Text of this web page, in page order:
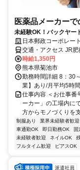
医薬品メーカー
未経験OK！バックヤー
日本郵政コーポレー
交通・アクセス JR
時給1,350円
熊本県菊池市
勤務時間詳細 8：30
業】あり/月平均5時
仕事内容 ＜お仕事番
ーカー」の工場内に
方からモノづくりを
制服あり 業界未経験者歓迎
車通勤OK
即日勤務OK 固
未経験者歓迎
ネイルOK
フルタイム歓迎
ピアスOK
派遣社員